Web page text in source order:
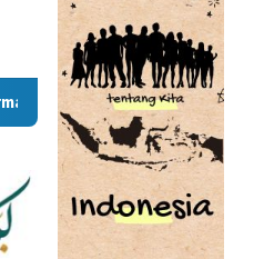
dan berita menarik dari situs